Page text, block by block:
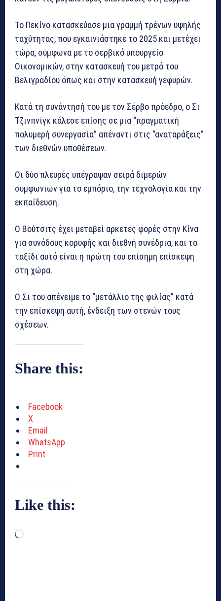
Το Πεκίνο κατασκεύασε μια γραμμή τρένων υψηλής
ταχύτητας, που εγκαινιάστηκε το 2025 και μετέχει
τώρα, σύμφωνα με το σερβικό υπουργείο
Οικονομικών, στην κατασκευή του μετρό του
Βελιγραδίου όπως και στην κατασκευή γεφυρών.
Κατά τη συνάντησή του με τον Σέρβο πρόεδρο, ο Σι
Τζινπνίγκ κάλεσε επίσης σε μια “πραγματική
πολυμερή συνεργασία” απέναντι στις “αναταράξεις”
των διεθνών υποθέσεων.
Οι δύο πλευρές υπέγραψαν σειρά διμερών
συμφωνιών για το εμπόριο, την τεχνολογία και την
εκπαίδευση.
Ο Βούτσιτς έχει μεταβεί αρκετές φορές στην Κίνα
για συνόδους κορυφής και διεθνή συνέδρια, και το
ταξίδι αυτό είναι η πρώτη του επίσημη επίσκεψη
στη χώρα.
Ο Σι του απένειμε το “μετάλλιο της φιλίας” κατά
την επίσκεψη αυτή, ένδειξη των στενών τους
σχέσεων.
Share this:
Facebook
X
Email
WhatsApp
Print
Like this:
L